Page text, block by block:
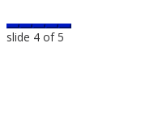
slide 4 of 5